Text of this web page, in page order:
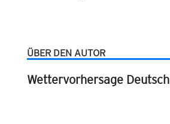
ÜBER DEN AUTOR
Wettervorhersage